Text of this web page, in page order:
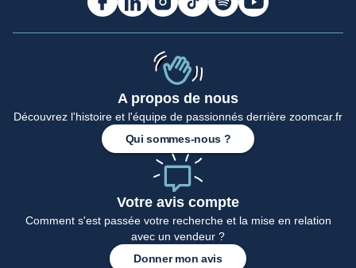
A propos de nous
Découvrez l'histoire et l'équipe de passionnés derrière zoomcar.fr
Qui sommes-nous ?
Votre avis compte
Comment s'est passée votre recherche et la mise en relation
avec un vendeur ?
Donner mon avis